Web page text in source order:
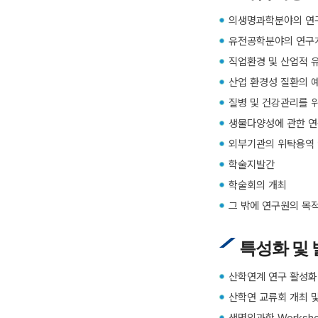
의생명과학분야의 연
유전공학분야의 연구
직업환경 및 산업적
산업 환경성 질환의
질병 및 건강관리를
생물다양성에 관한
외부기관의 위탁용역
학술지발간
학술회의 개최
그 밖에 연구원의 목
특성화 및
산학연계 연구 활성화
산학연 교류회 개최